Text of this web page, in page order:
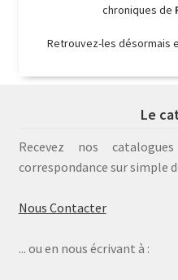
chroniques de
Retrouvez-les désormais
Le
Recevez nos
correspondance sur simple
Nous Contacter
... ou en nous écrivant à :